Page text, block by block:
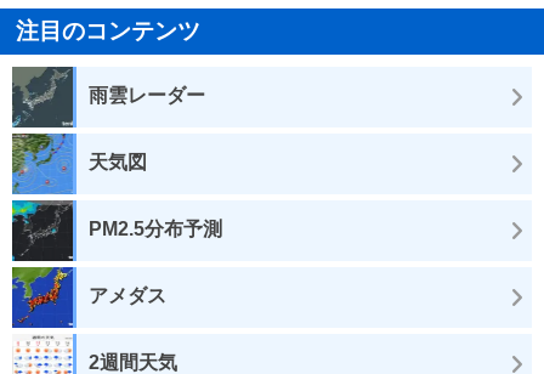
注目のコンテンツ
雨雲レーダー
天気図
PM2.5分布予測
アメダス
2週間天気